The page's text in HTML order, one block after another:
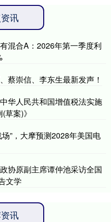
讯
混合A：2026年第一季度利
蔡崇信、李东生最新发声！
华人民共和国增值税法实施
案)》
”，大摩预测2028年美国电
协原副主席谭仲池采访全国
文学
讯